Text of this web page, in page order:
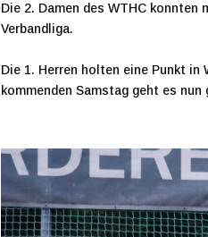
Die 2. Damen des WTHC konnten
Verbandliga.
Die 1. Herren holten eine Punkt in
kommenden Samstag geht es nun